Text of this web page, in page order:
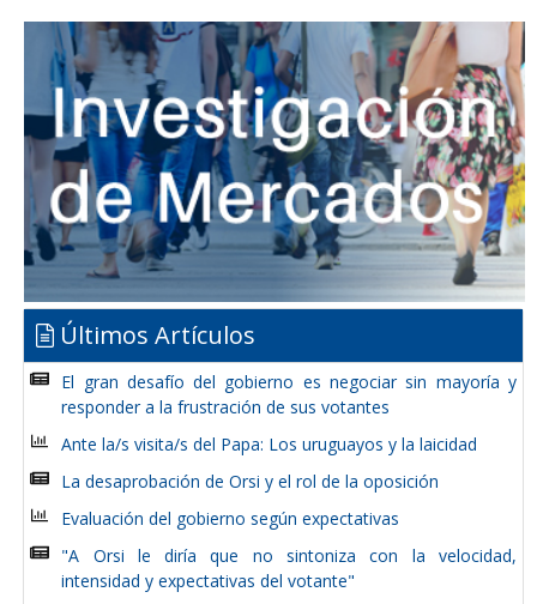
Últimos Artículos
El gran desafío del gobierno es negociar sin mayoría y
responder a la frustración de sus votantes
Ante la/s visita/s del Papa: Los uruguayos y la laicidad
La desaprobación de Orsi y el rol de la oposición
Evaluación del gobierno según expectativas
"A Orsi le diría que no sintoniza con la velocidad,
intensidad y expectativas del votante"